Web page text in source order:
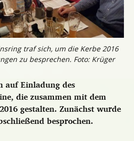
traf sich, um die Kerbe 2016
zu besprechen. Foto: Krüger
auf Einladung des
die zusammen mit dem
gestalten. Zunächst wurde
besprochen.